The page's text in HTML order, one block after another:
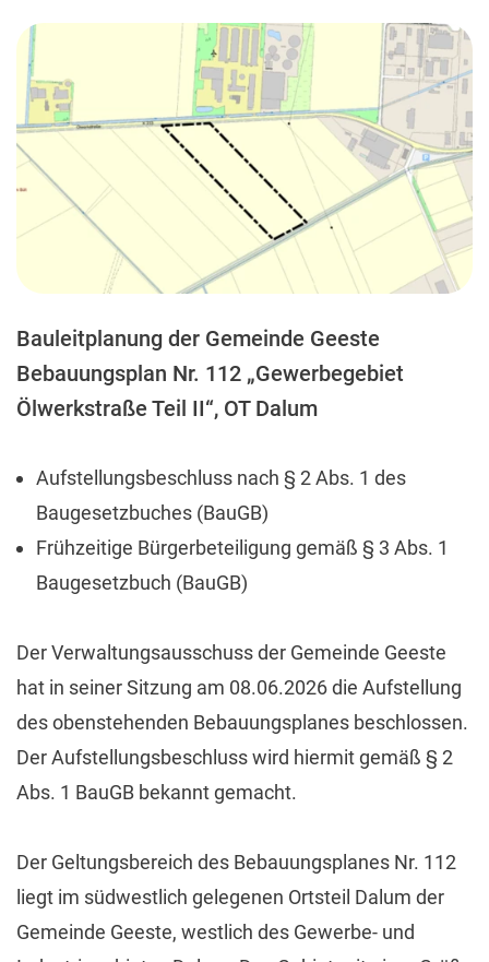
Bauleitplanung der Gemeinde Geeste
Bebauungsplan Nr. 112 „Gewerbegebiet
Ölwerkstraße Teil II“, OT Dalum
Aufstellungsbeschluss nach § 2 Abs. 1 des
Baugesetzbuches (BauGB)
Frühzeitige Bürgerbeteiligung gemäß § 3 Abs. 1
Baugesetzbuch (BauGB)
Der Verwaltungsausschuss der Gemeinde Geeste
hat in seiner Sitzung am 08.06.2026 die Aufstellung
des obenstehenden Bebauungsplanes beschlossen.
Der Aufstellungsbeschluss wird hiermit gemäß § 2
Abs. 1 BauGB bekannt gemacht.
Der Geltungsbereich des Bebauungsplanes Nr. 112
liegt im südwestlich gelegenen Ortsteil Dalum der
Gemeinde Geeste, westlich des Gewerbe- und